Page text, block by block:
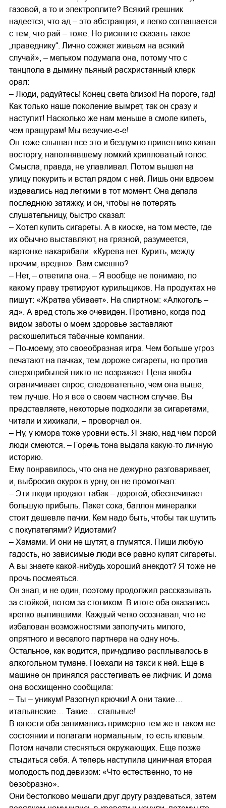
газовой, а то и электроплите? Всякий грешник
надеется, что ад – это абстракция, и легко соглашается
с тем, что рай – тоже. Но рискните сказать такое
„праведнику“. Лично сожжет живьем на всякий
случай», – мельком подумала она, потому что с
танцпола в дымину пьяный расхристанный клерк
орал:
– Люди, радуйтесь! Конец света близок! На пороге, гад!
Как только наше поколение вымрет, так он сразу и
наступит! Насколько же нам меньше в смоле кипеть,
чем пращурам! Мы везучие-е-е!
Он тоже слышал все это и бездумно приветливо кивал
восторгу, наполнявшему ломкий хрипловатый голос.
Смысла, правда, не улавливал. Потом вышел на
улицу покурить и встал рядом с ней. Лишь они вдвоем
издевались над легкими в тот момент. Она делала
последнюю затяжку, и он, чтобы не потерять
слушательницу, быстро сказал:
– Хотел купить сигареты. А в киоске, на том месте, где
их обычно выставляют, на грязной, разумеется,
картонке накарябали: «Курева нет. Курить, между
прочим, вредно». Вам смешно?
– Нет, – ответила она. – Я вообще не понимаю, по
какому праву третируют курильщиков. На продуктах не
пишут: «Жратва убивает». На спиртном: «Алкоголь –
яд». А вред столь же очевиден. Противно, когда под
видом заботы о моем здоровье заставляют
раскошелиться табачные компании.
– По-моему, это своеобразная игра. Чем больше угроз
печатают на пачках, тем дороже сигареты, но против
сверхприбылей никто не возражает. Цена якобы
ограничивает спрос, следовательно, чем она выше,
тем лучше. Но я все о своем частном случае. Вы
представляете, некоторые подходили за сигаретами,
читали и хихикали, – проворчал он.
– Ну, у юмора тоже уровни есть. Я знаю, над чем порой
люди смеются. – Горечь тона выдала какую-то личную
историю.
Ему понравилось, что она не дежурно разговаривает,
и, выбросив окурок в урну, он не промолчал:
– Эти люди продают табак – дорогой, обеспечивает
большую прибыль. Пакет сока, баллон минералки
стоит дешевле пачки. Кем надо быть, чтобы так шутить
с покупателями? Идиотами?
– Хамами. И они не шутят, а глумятся. Пиши любую
гадость, но зависимые люди все равно купят сигареты.
А вы знаете какой-нибудь хороший анекдот? Я тоже не
прочь посмеяться.
Он знал, и не один, поэтому продолжил рассказывать
за стойкой, потом за столиком. В итоге оба оказались
крепко выпившими. Каждый четко осознавал, что не
избалован возможностями заполучить милого,
опрятного и веселого партнера на одну ночь.
Остальное, как водится, причудливо расплывалось в
алкогольном тумане. Поехали на такси к ней. Еще в
машине он принялся расстегивать ее лифчик. И дома
она восхищенно сообщила:
– Ты – уникум! Разогнул крючки! А они такие…
итальянские… Такие… стальные!
В юности оба занимались примерно тем же в таком же
состоянии и полагали нормальным, то есть клевым.
Потом начали стесняться окружающих. Еще позже
стыдиться себя. А теперь наступила циничная вторая
молодость под девизом: «Что естественно, то не
безобразно».
Они бестолково мешали друг другу раздеваться, затем